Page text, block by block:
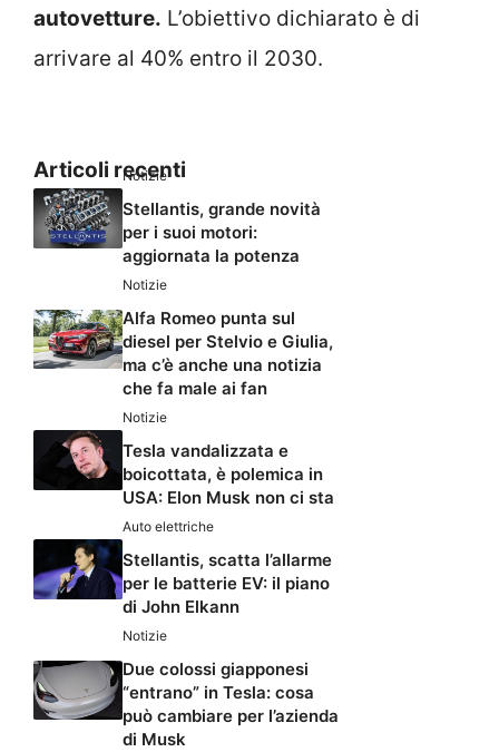
autovetture. L’obiettivo dichiarato è di
arrivare al 40% entro il 2030.
Articoli recenti
Notizie
Stellantis, grande novità
per i suoi motori:
aggiornata la potenza
Notizie
Alfa Romeo punta sul
diesel per Stelvio e Giulia,
ma c’è anche una notizia
che fa male ai fan
Notizie
Tesla vandalizzata e
boicottata, è polemica in
USA: Elon Musk non ci sta
Auto elettriche
Stellantis, scatta l’allarme
per le batterie EV: il piano
di John Elkann
Notizie
Due colossi giapponesi
“entrano” in Tesla: cosa
può cambiare per l’azienda
di Musk